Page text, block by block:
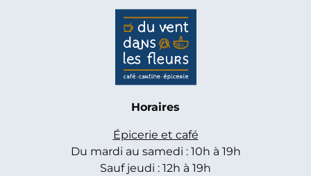
Horaires
Épicerie et café
Du mardi au samedi : 10h à 19h
Sauf jeudi : 12h à 19h